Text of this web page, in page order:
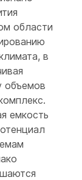
области
в
объемов
емкость